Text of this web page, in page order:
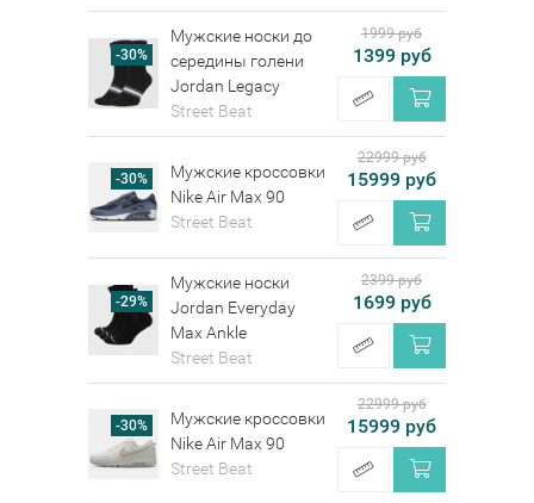
-30%
Мужские носки до
середины голени
Jordan Legacy
Street Beat
1999 руб
1399 руб
-30%
Мужские кроссовки
Nike Air Max 90
Street Beat
22999 руб
15999 руб
-29%
Мужские носки
Jordan Everyday
Max Ankle
Street Beat
2399 руб
1699 руб
-30%
Мужские кроссовки
Nike Air Max 90
Street Beat
22999 руб
15999 руб